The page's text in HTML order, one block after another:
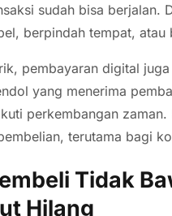
sudah bisa berjalan.
berpindah tempat, atau
pembayaran digital
yang menerima
perkembangan
terutama bagi
Tidak
Hilang